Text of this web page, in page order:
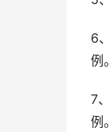
6、
例。
7、
例。